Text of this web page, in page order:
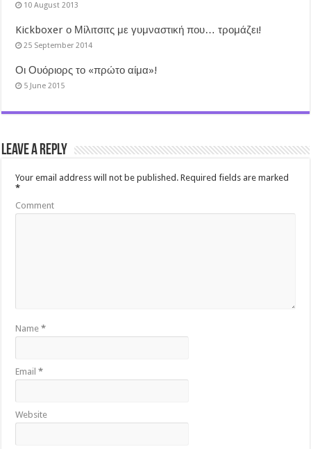
10 August 2013
Kickboxer ο Μίλιτσιτς με γυμναστική που… τρομάζει!
25 September 2014
Οι Ουόριορς το «πρώτο αίμα»!
5 June 2015
Leave a Reply
Your email address will not be published. Required fields are marked
*
Comment
Name*
Email*
Website